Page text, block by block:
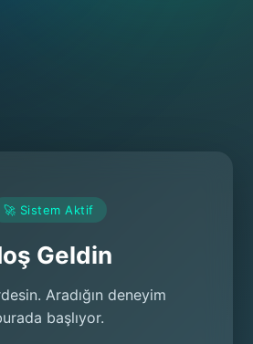
🚀 Sistem Aktif
Geldin
Aradığın deneyim
başlıyor.